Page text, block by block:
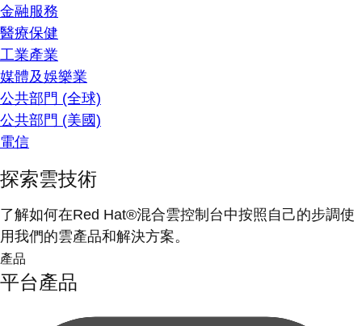
金融服務
醫療保健
工業產業
媒體及娛樂業
公共部門 (全球)
公共部門 (美國)
電信
探索雲技術
了解如何在Red Hat®混合雲控制台中按照自己的步調使
用我們的雲產品和解決方案。
產品
平台產品